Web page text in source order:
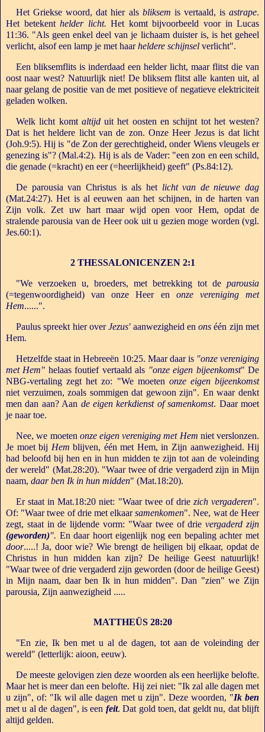
Het Griekse woord, dat hier als bliksem is vertaald, isastrape.
Het betekenthelder licht. Het komt bijvoorbeeld voor in Lucas
11:36. "Als geen enkel deel van je lichaam duister is, is het geheel
verlicht, alsof een lamp je met haarheldere schijnselverlicht".
Een bliksemflits is inderdaad een helder licht, maar flitst die van
oost naar west? Natuurlijk niet! De bliksem flitst alle kanten uit, al
naar gelang de positie van de met positieve of negatieve elektriciteit
geladen wolken.
Welk licht komt altijduit het oosten en schijnt tot het westen?
Dat is het heldere licht van de zon. Onze Heer Jezus is dat licht
(Joh.9:5). Hij is "de Zon der gerechtigheid, onder Wiens vleugels er
genezing is"? (Mal.4:2). Hij is als de Vader: "een zon en een schild,
die genade (=kracht) en eer (=heerlijkheid) geeft" (Ps.84:12).
De parousia van Christus is als het licht van de nieuwe dag
(Mat.24:27). Het is al eeuwen aan het schijnen, in de harten van
Zijn volk. Zet uw hart maar wijd open voor Hem, opdat de
stralende parousia van de Heer ook uit u gezien moge worden (vgl.
Jes.60:1).
2 THESSALONICENZEN 2:1
"We verzoeken u, broeders, met betrekking tot deparousia
(=tegenwoordigheid) van onze Heer en onze vereniging met
Hem......".
Paulus spreekt hier overJezus'aanwezigheid enons één zijn met
Hem.
Hetzelfde staat in Hebreeën 10:25. Maar daar is "onze vereniging
met Hem" helaas foutief vertaald als "onze eigen bijeenkomst" De
NBG-vertaling zegt het zo: "We moeten onze eigen bijeenkomst
niet verzuimen, zoals sommigen dat gewoon zijn". En waar denkt
men dan aan? Aan de eigen kerkdienst of samenkomst. Daar moet
je naar toe.
Nee, we moeten onze eigen vereniging met Hem niet verslonzen.
Je moet bij Hem blijven, één met Hem, in Zijn aanwezigheid. Hij
had beloofd bij hen en in hun midden te zijn tot aan de voleinding
der wereld" (Mat.28:20). "Waar twee of drie vergaderd zijn in Mijn
naam, daar ben Ik in hun midden" (Mat.18:20).
Er staat in Mat.18:20 niet: "Waar twee of drie zich vergaderen".
Of: "Waar twee of drie met elkaarsamenkomen". Nee, wat de Heer
zegt, staat in de lijdende vorm: "Waar twee of drievergaderd zijn
(geworden)". En daar hoort eigenlijk nog een bepaling achter met
door.....! Ja, door wie? Wie brengt de heiligen bij elkaar, opdat de
Christus in hun midden kan zijn? De heilige Geest natuurlijk!
"Waar twee of drie vergaderd zijn geworden (door de heilige Geest)
in Mijn naam, daar ben Ik in hun midden". Dan "zien" we Zijn
parousia, Zijn aanwezigheid .....
MATTHEÜS 28:20
"En zie, Ik ben met u al de dagen, tot aan de voleinding der
wereld" (letterlijk: aioon, eeuw).
De meeste gelovigen zien deze woorden als een heerlijke belofte.
Maar het is meer dan een belofte. Hij zei niet: "Ik zal alle dagen met
u zijn", of: "Ik wil alle dagen met u zijn". Deze woorden, "Ik ben
met u al de dagen", is een feit. Dat gold toen, dat geldt nu, dat blijft
altijd gelden.